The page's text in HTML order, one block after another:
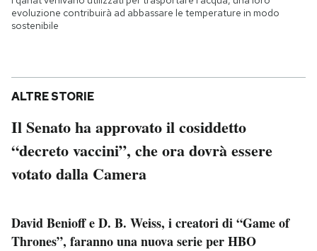
evoluzione contribuirà ad abbassare le temperature in modo
sostenibile
ALTRE STORIE
Il Senato ha approvato il cosiddetto
“decreto vaccini”, che ora dovrà essere
votato dalla Camera
David Benioff e D. B. Weiss, i creatori di “Game of
Thrones”, faranno una nuova serie per HBO